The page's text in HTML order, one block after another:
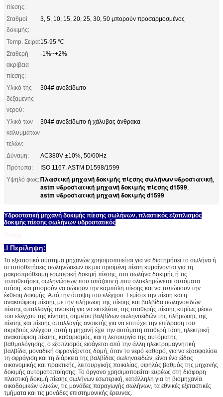
πίεσης:
Σταθμοί
δοκιμής:
3, 5, 10, 15, 20, 25, 30, 50 μπορούν προσαρμοσμένος
Temp. Σειρά:15-95 ℃
Σταθερή
ακρίβεια
πίεσης:
-1%~+2%
Υλικό της
δεξαμενής
νερού:
304# ανοξείδωτο
Υλικό των
καλυμμάτων
τελών:
304# ανοξείδωτο ή χάλυβας άνθρακα
Δύναμη:
AC380V ±10%, 50/60Hz
Πρότυπα:
ISO 1167, ASTM D1598/1599
Υψηλό φως:Πλαστική μηχανή δοκιμής πίεσης σωλήνων υδροστατική,
astm υδροστατική μηχανή δοκιμής πίεσης d1599,
astm υδροστατική μηχανή δοκιμής d1599
Υδροστατική μηχανή δοκιμής πίεσης σωλήνων, πλαστικός εξοπλισμός
δοκιμής πίεσης σωλήνων υδροστατικός
.Ⅰ Περίληψη:
Το εξεταστικό σύστημα μηχανών χρησιμοποιείται για να διατηρήσει το σωλήνα ή
οι τοποθετήσεις σωληνώσεων σε μια ορισμένη πίεση κυμαίνονται για τη
μακροπρόθεσμη εσωτερική δοκιμή πίεσης, στο σωλήνα δοκιμής ή τις
τοποθετήσεις σωληνώσεων που σπάζουν ή που ολοκληρώνεται αυτόματα
στάση, και μπορούν να σώσουν την καμπύλη πίεσης και να τυπώσουν την
έκθεση δοκιμής. Από την άποψη του ελέγχου: Γεμίστε την πίεση και η
ανακούφιση πίεσης με την πλήρωση της πίεσης και βαλβίδα σωληνοειδών
πίεσης απαλλαγής ανοικτή για να εκτελέσει, της σταθερής πίεσης κυρίως μέσω
του ελέγχου της κίνησης σημείου βαλβίδων σωληνοειδών της πλήρωσης της
πίεσης και πίεσης απαλλαγής ανοικτής για να επιτύχει την επίδραση του
ακριβούς ελέγχου, αυτή η μηχανή έχει την αυτόματη σταθερή τάση, ηλεκτρική
ανακούφιση πίεσης, καθαρισμός, και η λειτουργία της αυτόματης
βαθμολόγησης, ο εξοπλισμός εισάγεται από την άλλη ηλεκτρομαγνητική
βαλβίδα, μοναδική σφραγίζοντας δομή, όταν το νερό καθαρό, για να εξασφαλίσει
τη σφράγιση και τη διάρκεια της βαλβίδας σωληνοειδών, είναι ένα είδος
οικονομικής και πρακτικής, λειτουργικής ποικιλίας, υψηλός βαθμός της μηχανής
δοκιμής αυτοματοποίησης. Το όργανο χρησιμοποιείται ευρέως στη διάφορη
πλαστική δοκιμή πίεσης σωλήνων εσωτερική, κατάλληλη για τη βιομηχανία
οικοδομικών υλικών, τις μονάδες παραγωγής σωλήνων, τα εθνικές εξεταστικές
τμήματα και τις μονάδες επιστημονικής έρευνας.